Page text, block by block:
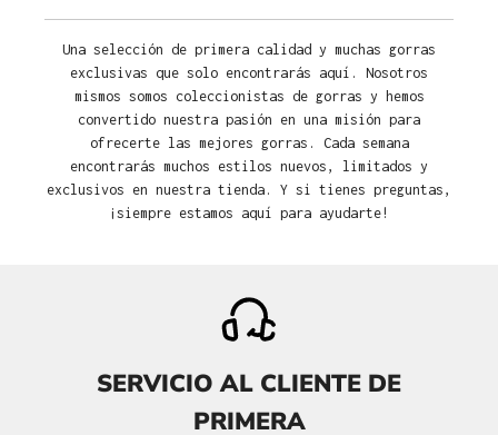
Una selección de primera calidad y muchas gorras
exclusivas que solo encontrarás aquí. Nosotros
mismos somos coleccionistas de gorras y hemos
convertido nuestra pasión en una misión para
ofrecerte las mejores gorras. Cada semana
encontrarás muchos estilos nuevos, limitados y
exclusivos en nuestra tienda. Y si tienes preguntas,
¡siempre estamos aquí para ayudarte!
SERVICIO AL CLIENTE DE
PRIMERA